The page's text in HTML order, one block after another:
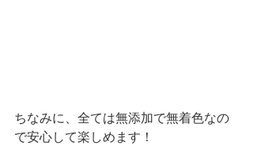
ちなみに、全ては無添加で無着色なの
で安心して楽しめます！